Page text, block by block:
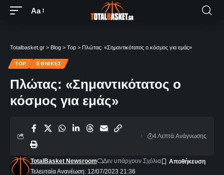
Aa
Totalbasket.gr > Blog > Top > Πλώτας: «Σημαντικότατος ο κόσμος για εμάς»
TOP ΕΘΝΙΚΈΣ
Πλώτας: «Σημαντικότατος ο
κόσμος για εμάς»
Τελευταία Ανανέωση: 12/07/2023 21:36
TotalBasket Newsroom Δεν υπάρχουν Σχόλια
4 Λεπτά Aνάγνωσης